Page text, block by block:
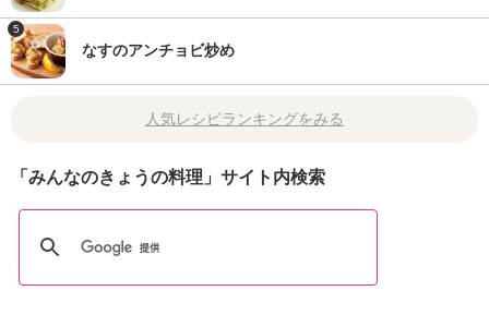
5
なすのアンチョビ炒め
人気レシピランキングをみる
「みんなのきょうの料理」サイト内検索